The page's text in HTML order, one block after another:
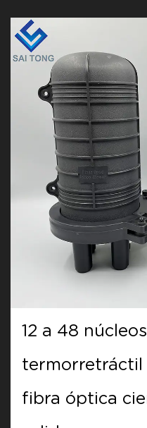
12 a 48 núcleos
termorretráctil
fibra óptica